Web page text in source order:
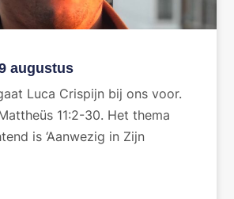
augustus
Luca Crispijn bij ons voor.
11:2-30. Het thema
is ‘Aanwezig in Zijn